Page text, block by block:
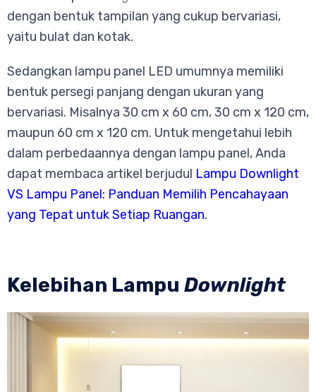
dengan bentuk tampilan yang cukup bervariasi,
yaitu bulat dan kotak.
Sedangkan lampu panel LED umumnya memiliki
bentuk persegi panjang dengan ukuran yang
bervariasi. Misalnya 30 cm x 60 cm, 30 cm x 120 cm,
maupun 60 cm x 120 cm. Untuk mengetahui lebih
dalam perbedaannya dengan lampu panel, Anda
dapat membaca artikel berjudul Lampu Downlight
VS Lampu Panel: Panduan Memilih Pencahayaan
yang Tepat untuk Setiap Ruangan.
Kelebihan Lampu Downlight